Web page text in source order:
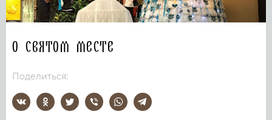
О святом месте
Поделиться: